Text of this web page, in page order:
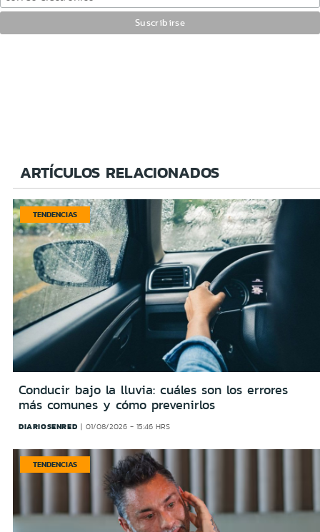
ARTÍCULOS RELACIONADOS
TENDENCIAS
Conducir bajo la lluvia: cuáles son los errores
más comunes y cómo prevenirlos
DIARIOSENRED 01/08/2026 - 15:46 HRS
TENDENCIAS